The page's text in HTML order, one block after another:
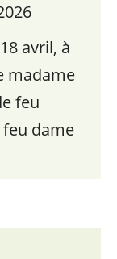
avril, à
madame
feu
dame